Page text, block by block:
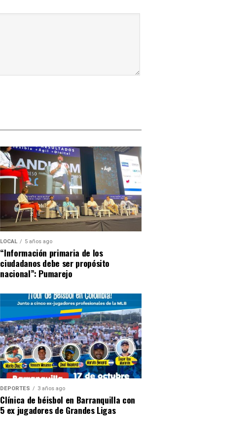
LOCAL 5 años ago
“Información primaria de los
ciudadanos debe ser propósito
nacional”: Pumarejo
DEPORTES 3 años ago
Clínica de béisbol en Barranquilla con
5 ex jugadores de Grandes Ligas